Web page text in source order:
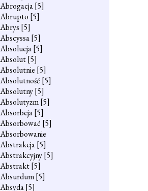
Abrogacja[5]
Abrupto [5]
Abrys [5]
Abscyssa[5]
Absolucja[5]
Absolut[5]
Absolutnie [5]
Absolutność [5]
Absolutny[5]
Absolutyzm[5]
Absorbcja[5]
Absorbować [5]
Absorbowanie
Abstrakcja[5]
Abstrakcyjny[5]
Abstrakt[5]
Absurdum[5]
Absyda[5]